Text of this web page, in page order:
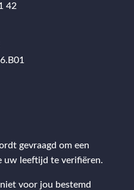
42
gevraagd om een
uw leeftijd te verifiëren.
voor jou bestemd